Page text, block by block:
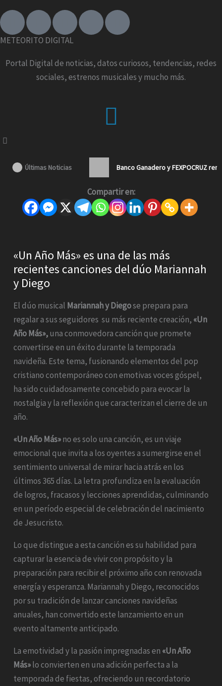
F
c
b
I
s
a
g
T
k
o
k
X
t
i
t
Y
u
u
b
METEORITO DIGITAL
Portal Digital de noticias, datos curiosos, tendencias, redes
sociales, estrenos musicales y mucho más.
Menu
Últimas Noticias Banco Ganadero y FEXPOCRUZ
Compartir en:
«Un Año Más» es una de las más
recientes canciones del dúo Mariannah
y Diego
El dúo musical Mariannah y Diegose prepara para
regalar a sus seguidores su más reciente creación, «Un
Año Más»,una conmovedora canción que promete
convertirse en un éxito durante la temporada
navideña. Este tema, fusionando elementos del pop
cristiano contemporáneo con emotivas voces góspel,
ha sido cuidadosamente concebido para evocar la
nostalgia y la reflexión que caracterizan el cierre de un
año.
«Un Año Más»no es solo una canción, es un viaje
emocional que invita a los oyentes a sumergirse en el
sentimiento universal de mirar hacia atrás en los
últimos 365 días. La letra profundiza en la evaluación
de logros, fracasos y lecciones aprendidas, culminando
en un período especial de celebración del nacimiento
de Jesucristo.
Lo que distingue a esta canción es su habilidad para
capturar la esencia de vivir con propósito y la
preparación para recibir el próximo año con renovada
energía y esperanza. Mariannah y Diego, reconocidos
por su tradición de lanzar canciones navideñas
anuales, han convertido este lanzamiento en un
evento altamente anticipado.
La emotividad y la pasión impregnadas en «Un Año
Más»lo convierten en una adición perfecta a la
temporada de fiestas, ofreciendo un recordatorio